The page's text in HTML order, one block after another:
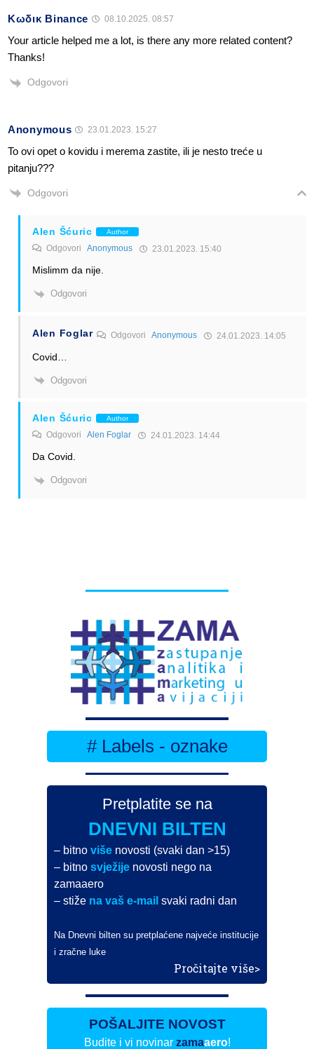
Κωδικ Binance 08.10.2025. 08:57
Your article helped me a lot, is there any more related content?
Thanks!
Odgovori
Anonymous 23.01.2023. 15:27
To ovi opet o kovidu i merema zastite, ili je nesto treće u
pitanju???
Odgovori
Alen Šćuric Author
Odgovori Anonymous 23.01.2023. 15:40
Mislimm da nije.
Odgovori
Alen Foglar Odgovori Anonymous 24.01.2023. 14:05
Covid…
Odgovori
Alen Šćuric Author
Odgovori Alen Foglar 24.01.2023. 14:44
Da Covid.
Odgovori
# Labels - oznake
Pretplatite se na
DNEVNI BILTEN
– bitnoviše novosti (svaki dan >15)
– bitnosvježije novosti nego na
zamaaero
– stiže na vaš e-mail svaki radni dan
Na Dnevni bilten su pretplaćene najveće institucije
i zračne luke
Pročitajte više>
POŠALJITE NOVOST
Budite i vi novinar zamaaero!